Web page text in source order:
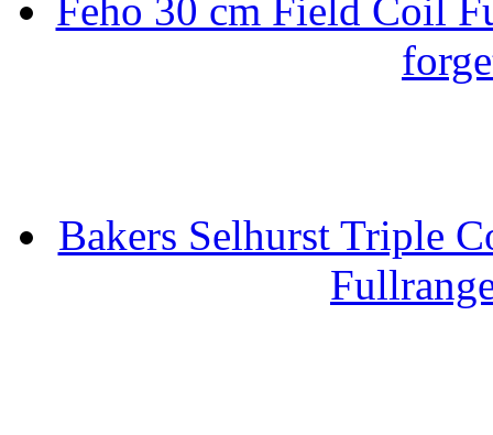
Feho 30 cm Field Coil
Bakers Selhurst Triple